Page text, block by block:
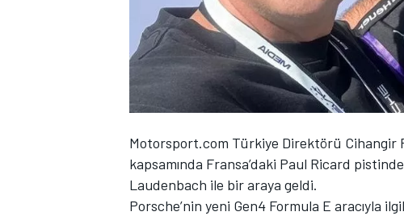
WRC
Motorsport.com Türkiye Direktörü Cihangir
kapsamında Fransa’daki Paul Ricard
Laudenbach ile bir araya geldi.
Porsche’nin yeni Gen4 Formula E aracıyla